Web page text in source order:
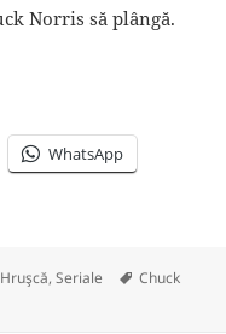
WhatsApp
Categories
Hruşcă,Seriale Tags
Chuck